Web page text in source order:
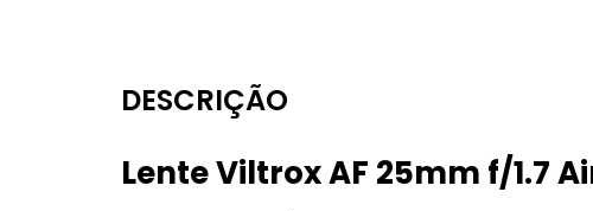
DESCRIÇÃO
Lente Viltrox AF 25mm f/1.7